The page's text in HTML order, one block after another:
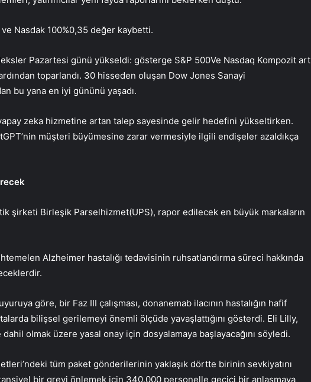
ve Nasdak 100%0,35 değer kaybetti.
Pazartesi günü yükseldi: gösterge S&P 500Ve Nasdaq Kompozit art
toparlandı. 30 hisseden oluşan Dow Jones Sanayi
bu yana en iyi gününü yaşadı.
zeka hizmetine artan talep sayesinde gelir hedefini yükseltirken.
müşteri büyümesine zarar vermesiyle ilgili endişeler azaldıkça
şirketi Birleşik Parselhizmet(UPS), rapor edilecek en büyük markaların
Alzheimer hastalığı tedavisinin ruhsatlandırma süreci hakkında
göre, bir Faz III çalışması, donanemab ilacının hastalığın hafif
bilişsel gerilemeyi önemli ölçüde yavaşlattığını gösterdi. Eli Lilly,
dahil olmak üzere yasal onay için dosyalamaya başlayacağını söyledi.
tüm paket gönderilerinin yaklaşık dörtte birinin sevkiyatını
bir grevi önlemek için 340.000 personelle geçici bir anlaşmaya